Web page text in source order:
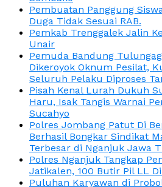
Pembuatan Panggung
Duga Tidak Sesuai RAB.
Pemkab Trenggalek Jalin
Unair
Pemuda Bandung
Dikeroyok Oknum Pesilat,
Seluruh Pelaku Diproses
Pisah Kenal Lurah Dukuh
Haru, Isak Tangis Warnai
Sucahyo
Polres Jombang Patut Di
Berhasil Bongkar Sindikat
Terbesar di Nganjuk Jawa
Polres Nganjuk Tangkap
Jatikalen, 100 Butir Pil LL
Puluhan Karyawan di